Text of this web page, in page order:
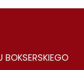
BOKSERSKIEGO